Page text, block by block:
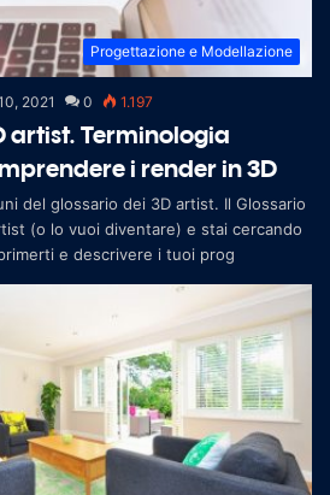
Progettazione e Modellazione
2021 0 1.197
artist. Terminologia
i render in 3D
del glossario dei 3D artist. Il Glossario
(o lo vuoi diventare) e stai cercando
e descrivere i tuoi prog